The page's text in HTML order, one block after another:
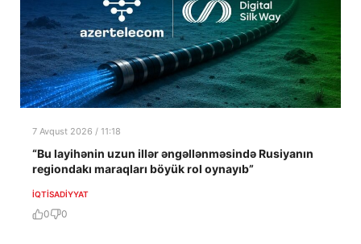
7 Avqust 2026 / 11:18
“Bu layihənin uzun illər əngəllənməsində Rusiyanın
regiondakı maraqları böyük rol oynayıb”
İQTISADIYYAT
0 0